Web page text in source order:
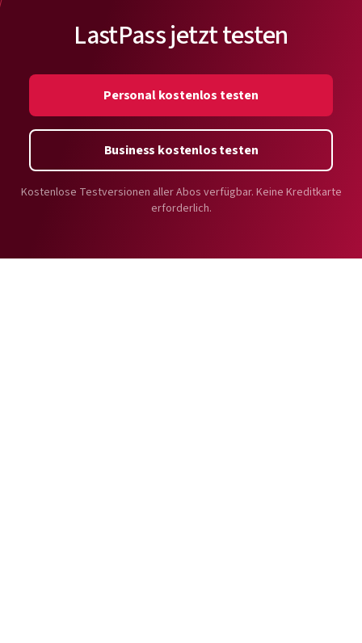
LastPass jetzt testen
Personal kostenlos testen
Business kostenlos testen
Kostenlose Testversionen aller Abos verfügbar. Keine Kreditkarte
erforderlich.